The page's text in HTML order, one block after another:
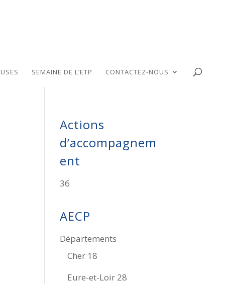
SEMAINE DE L’ETP CONTACTEZ-NOUS
Actions
d’accompagnem
ent
36
AECP
Départements
Cher 18
Eure-et-Loir 28